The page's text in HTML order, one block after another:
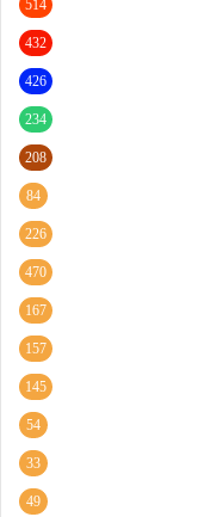
432
426
234
208
84
226
470
167
157
145
54
33
49